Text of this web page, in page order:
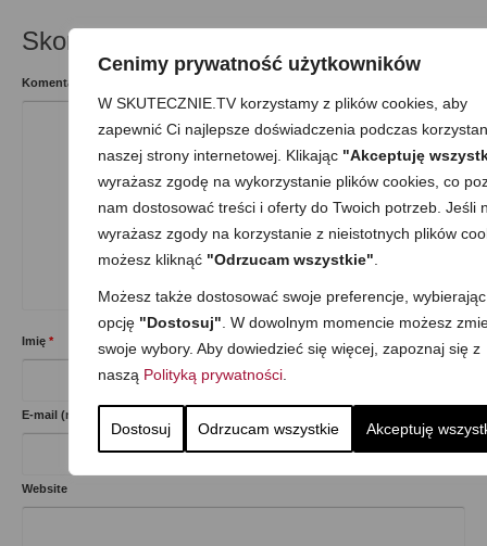
Cenimy prywatność użytkowników
W SKUTECZNIE.TV korzystamy z plików cookies, aby
zapewnić Ci najlepsze doświadczenia podczas
naszej strony internetowej. Klikając "Akceptuję
wyrażasz zgodę na wykorzystanie plików cookies, co
nam dostosować treści i oferty do Twoich potrzeb. Jeśli
wyrażasz zgody na korzystanie z nieistotnych plików
możesz kliknąć "Odrzucam wszystkie"
Możesz także dostosować swoje preferencje, wybierając
opcję "Dostosuj" . W dowolnym momencie możesz
swoje wybory. Aby dowiedzieć się więcej, zapoznaj się z
naszą Polityką prywatności.
Dostosuj Odrzucam wszystkie Akceptuję
Skomentuj
Komentarz
Imię *
E-mail (nie będzie opublikowany)
Website